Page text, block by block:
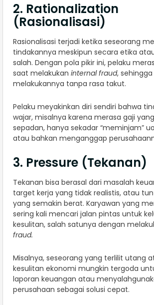
2. Rationalization
(Rasionalisasi)
Rasionalisasi terjadi ketika seseorang
tindakannya meskipun secara etika
salah. Dengan pola pikir ini, pelaku
saat melakukan internal fraud,
melakukannya tanpa rasa takut.
Pelaku meyakinkan diri sendiri bahwa
wajar, misalnya karena merasa gaji
sepadan, hanya sekadar “meminjam”
atau bahkan menganggap
3. Pressure (Tekanan)
Tekanan bisa berasal dari masalah
target kerja yang tidak realistis, atau
yang semakin berat. Karyawan yang
sering kali mencari jalan pintas untuk
kesulitan, salah satunya dengan
fraud.
Misalnya, seseorang yang terlilit utang
kesulitan ekonomi mungkin tergoda
laporan keuangan atau
perusahaan sebagai solusi cepat.